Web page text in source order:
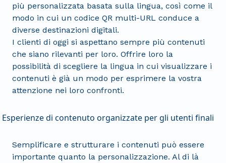
più personalizzata basata sulla lingua, così come il
modo in cui un codice QR multi-URL conduce a
diverse destinazioni digitali.
I clienti di oggi si aspettano sempre più contenuti
che siano rilevanti per loro. Offrire loro la
possibilità di scegliere la lingua in cui visualizzare i
contenuti è già un modo per esprimere la vostra
attenzione nei loro confronti.
Esperienze di contenuto organizzate per gli utenti finali
Semplificare e strutturare i contenuti può essere
importante quanto la personalizzazione. Al di là